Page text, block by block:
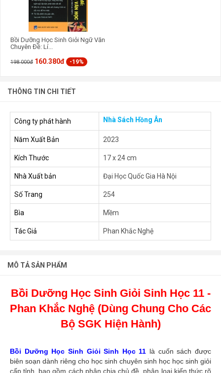
Bồi Dưỡng Học Sinh Giỏi Ngữ Văn
Chuyên Đề: Lí...
198.000đ 160.380đ -19%
THÔNG TIN CHI TIẾT
Công ty phát hành Nhà Sách Hồng Ân
Năm Xuất Bản 2023
Kích Thước 17 x 24 cm
Nhà Xuất bản Đại Học Quốc Gia Hà Nội
Số Trang 254
Bìa Mềm
Tác Giả Phan Khắc Nghệ
MÔ TẢ SẢN PHẨM
Bồi Dưỡng Học Sinh Giỏi Sinh Học 11 -
Phan Khắc Nghệ (Dùng Chung Cho Các
Bộ SGK Hiện Hành)
Bồi Dưỡng Học Sinh Giỏi Sinh Học 11 là cuốn sách được
biên soạn dành riêng cho học sinh chuyên sinh học học sinh giỏi
cấp tỉnh, bao gồm cách phân chia chủ đề, phân loại kiến thức rõ